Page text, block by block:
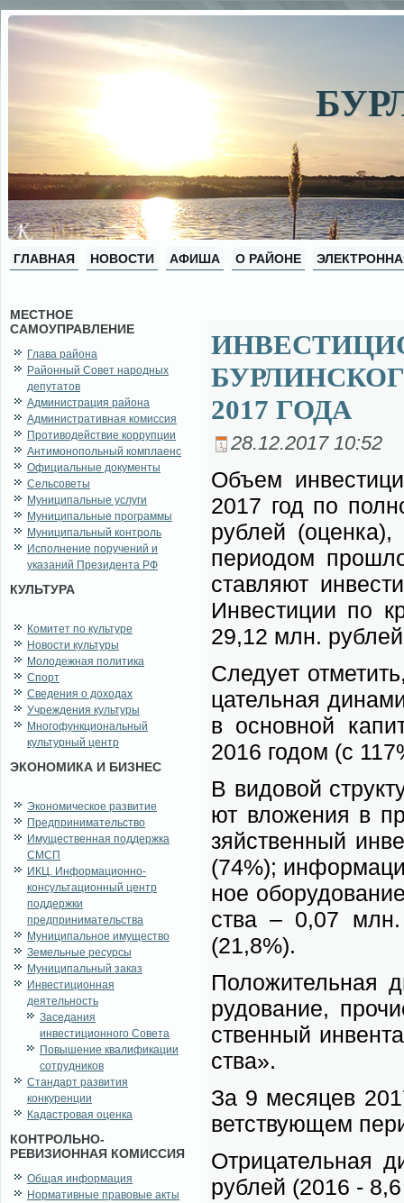
ГЛАВНАЯ НОВОСТИ АФИША О РАЙОНЕ
МЕСТНОЕ
САМОУПРАВЛЕНИЕ
Глава района
Районный Совет народных
депутатов
Администрация района
Административная комиссия
Противодействие коррупции
Антимонопольный комплаенс
Официальные документы
Сельсоветы
Муниципальные услуги
Муниципальные программы
Муниципальный контроль
Исполнение поручений и
указаний Президента РФ
КУЛЬТУРА
Комитет по культуре
Новости культуры
Молодежная политика
Спорт
Сведения о доходах
Учреждения культуры
Многофункциональный
культурный центр
ЭКОНОМИКА И БИЗНЕС
Экономическое развитие
Предпринимательство
Имущественная поддержка
СМСП
ИКЦ. Информационно-
консультационный центр
поддержки
предпринимательства
Муниципальное имущество
Земельные ресурсы
Муниципальный заказ
Инвестиционная
деятельность
Заседания
инвестиционного Совета
Повышение квалификации
сотрудников
Стандарт развития
конкуренции
Кадастровая оценка
КОНТРОЛЬНО-
РЕВИЗИОННАЯ КОМИССИЯ
Общая информация
Нормативные правовые акты
2017 ГОДА
28.12.2017 10:52
Объ­ем
2017 год по
руб­лей
пе­ри­о­дом
став­ля­ют
Ин­ве­сти­ции по
29,12 млн.
Сле­ду­ет
ца­тель­ная
в ос­нов­ной
2016 го­дом (с
В ви­до­вой
ют вло­же­ния в
зяй­ствен­ный
(74%);
ное
ства – 0,07
(21,8%).
По­ло­жи­тель­ная
ру­до­ва­ние,
ствен­ный
ства».
За 9 ме­ся­цев
вет­ству­ю­щем
От­ри­ца­тель­ная
руб­лей (2016 -